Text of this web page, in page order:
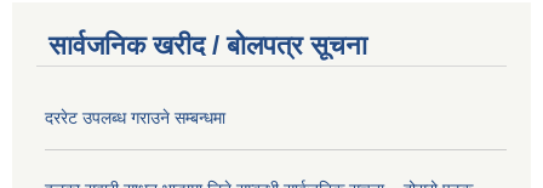
सार्वजनिक खरीद / बोलपत्र सूचना
दररेट उपलब्ध गराउने सम्बन्धमा